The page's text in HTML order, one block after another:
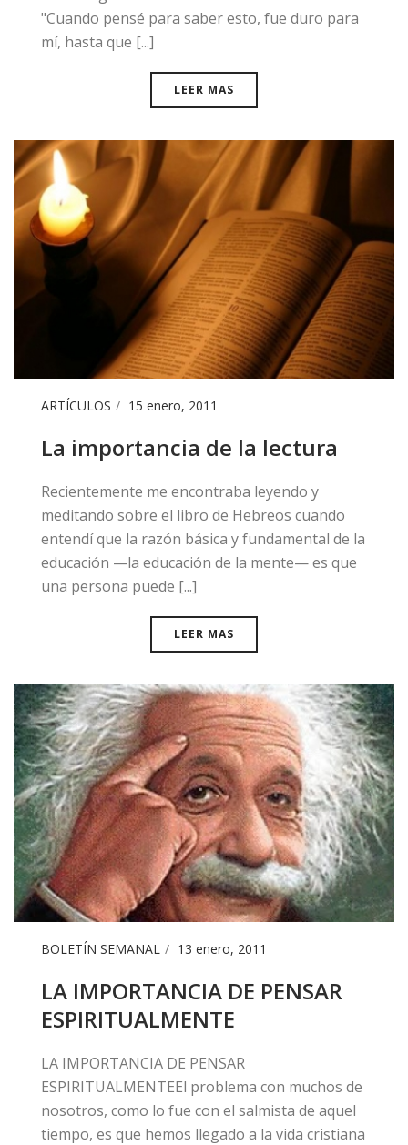
"Cuando pensé para saber esto, fue duro para
mí, hasta que [...]
LEER MAS
ARTÍCULOS 15 enero, 2011
La importancia de la lectura
​Recientemente me encontraba leyendo y
meditando sobre el libro de Hebreos cuando
entendí que la razón básica y fundamental de la
educación —la educación de la mente— es que
una persona puede [...]
LEER MAS
BOLETÍN SEMANAL 13 enero, 2011
LA IMPORTANCIA DE PENSAR
ESPIRITUALMENTE
​LA IMPORTANCIA DE PENSAR
ESPIRITUALMENTEEl problema con muchos de
nosotros, como lo fue con el salmista de aquel
tiempo, es que hemos llegado a la vida cristiana